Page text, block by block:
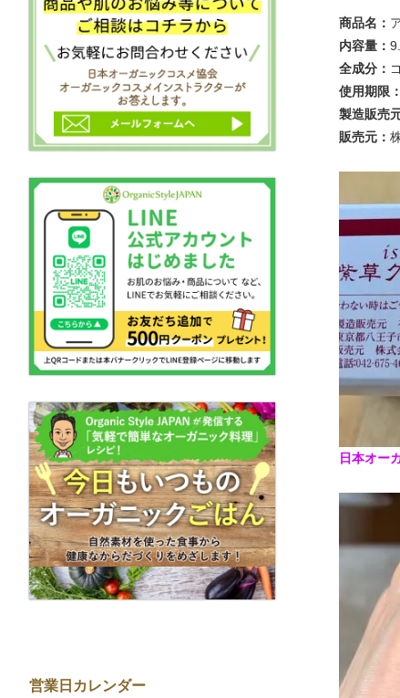
営業日カレンダー
商品名：
内容量：
全成分：
使用期限：
製造販売
販売元：
日本オー